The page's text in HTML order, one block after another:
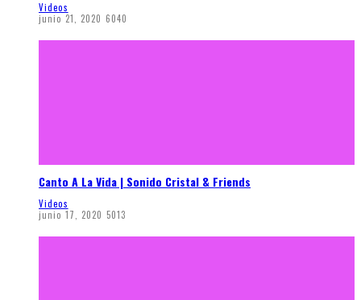
Videos
junio 21, 2020 6040
Canto A La Vida | Sonido Cristal & Friends
Videos
junio 17, 2020 5013